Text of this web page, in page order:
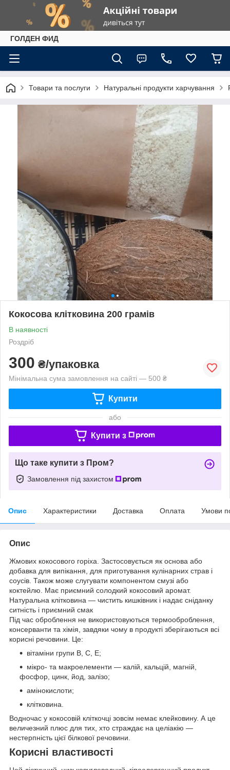
ГОЛДЕН ФИД
Товари та послуги Натуральні продукти харчування
Кокосова клітковина 200 грамів
В наявності
Роздріб
300 ₴/упаковка
Мінімальна сума замовлення на сайті — 500 ₴
Купити
або
Купити з
Що таке купити з Пром?
Замовлення під захистом
Опис Характеристики Доставка Оплата Умови
Опис
Жмових кокосового горіха. Застосовується як основа або
добавка для випікання, для приготування кулінарних страв і
соусів. Також може слугувати компонентом смузі або
коктейлю. Має приємний солодкий кокосовий аромат.
Натуральна клітковина — чистить кишківник і надає сніданку
ситність і приємний смак
Під час оброблення не використовуються термооброблення,
консерванти та хімія, завдяки чому в продукті зберігаються всі
корисні речовини. Це:
вітаміни групи B, C, E;
мікро- та макроелементи — калій, кальцій, магній,
фосфор, цинк, йод, залізо;
амінокислоти;
клітковина.
Водночас у кокосовій кліткочці зовсім немає клейковину. А це
величезний плюс для тих, хто страждає на целіакію —
нестерпність цієї білкової речовини.
Корисні властивості